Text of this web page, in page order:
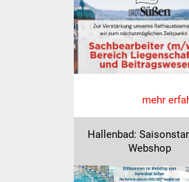
Abfall
Kultur &
mehr
Hallenbad:
Webshop